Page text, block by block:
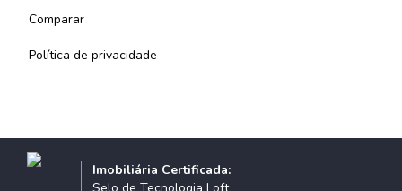
Comparar
Política de privacidade
Imobiliária Certificada: